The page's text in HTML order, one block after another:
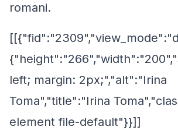
romani.
left; margin: 2px;","alt":"Irina
Toma","title":"Irina
element file-default"}}]]